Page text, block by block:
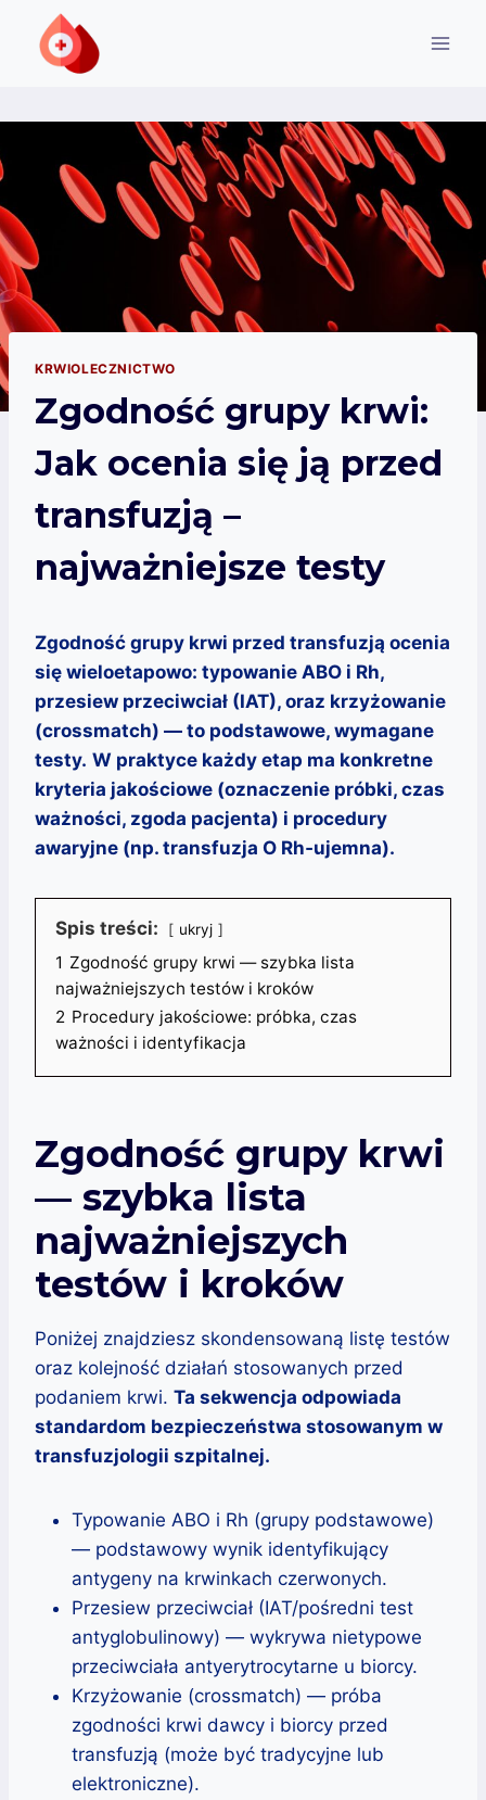
Przejdź
KRWIOLECZNICTWO
Zgodność grupy krwi:
Jak ocenia się ją przed
transfuzją –
najważniejsze testy
Zgodność grupy krwi przed transfuzją ocenia
się wieloetapowo: typowanie ABO i Rh,
przesiew przeciwciał (IAT), oraz krzyżowanie
(crossmatch) — to podstawowe, wymagane
testy. W praktyce każdy etap ma konkretne
kryteria jakościowe (oznaczenie próbki, czas
ważności, zgoda pacjenta) i procedury
awaryjne (np. transfuzja O Rh‑ujemna).
Spis treści: ukryj
1 Zgodność grupy krwi — szybka lista
najważniejszych testów i kroków
2 Procedury jakościowe: próbka, czas
ważności i identyfikacja
Zgodność grupy krwi
— szybka lista
najważniejszych
testów i kroków
Poniżej znajdziesz skondensowaną listę testów
oraz kolejność działań stosowanych przed
podaniem krwi. Ta sekwencja odpowiada
standardom bezpieczeństwa stosowanym w
transfuzjologii szpitalnej.
Typowanie ABO i Rh (grupy podstawowe)
— podstawowy wynik identyfikujący
antygeny na krwinkach czerwonych.
Przesiew przeciwciał (IAT/pośredni test
antyglobulinowy) — wykrywa nietypowe
przeciwciała antyerytrocytarne u biorcy.
Krzyżowanie (crossmatch) — próba
zgodności krwi dawcy i biorcy przed
transfuzją (może być tradycyjne lub
elektroniczne).